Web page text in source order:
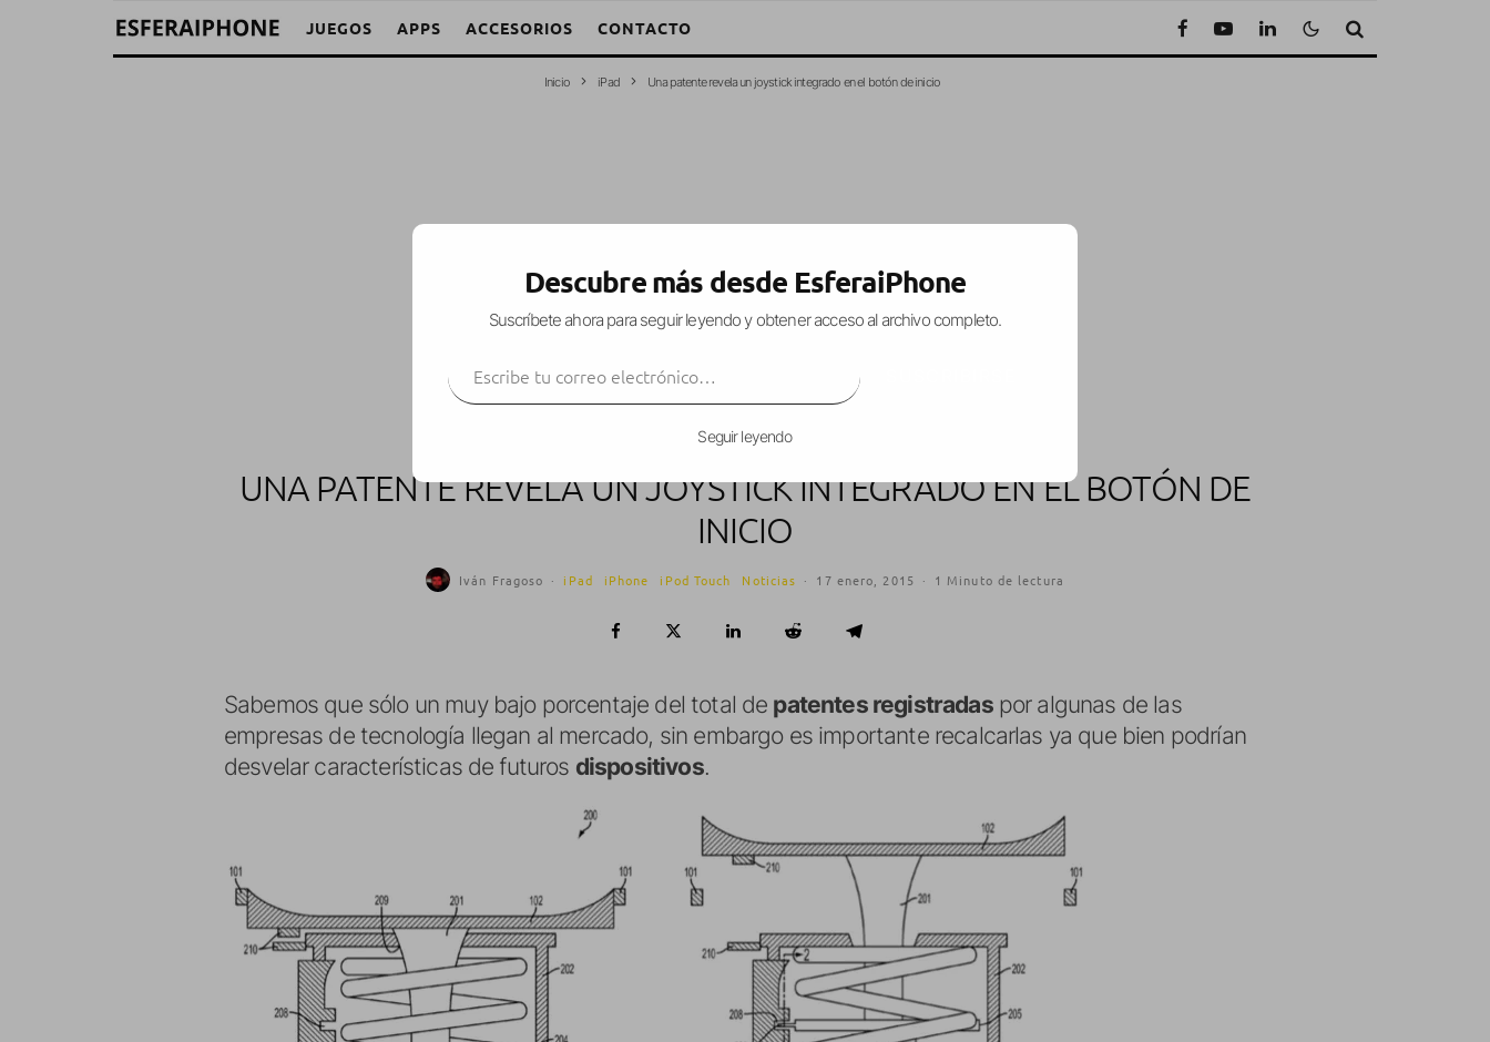
JUEGOS APPS ACCESORIOS CONTACTO
Inicio iPad Una patente revela un joystick integrado en el botón de inicio
UNA PATENTE REVELA UN JOYSTICK INTEGRADO EN EL BOTÓN DE
INICIO
Iván Fragoso · iPad iPhone iPod Touch Noticias · 17 enero, 2015 · 1 Minuto de lectura
Sabemos que sólo un muy bajo porcentaje del total de patentes registradaspor algunas de las
empresas de tecnología llegan al mercado, sin embargo es importante recalcarlas ya que bien podrían
desvelar características de futuros dispositivos.
Descubre más desde EsferaiPhone
Suscríbete ahora para seguir leyendo y obtener acceso al archivo completo.
Seguir leyendo